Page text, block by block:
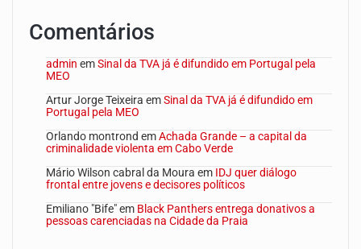
Comentários
admin emSinal da TVA já é difundido em Portugal pela
MEO
Artur Jorge Teixeira emSinal da TVA já é difundido em
Portugal pela MEO
Orlando montrond emAchada Grande – a capital da
criminalidade violenta em Cabo Verde
Mário Wilson cabral da Moura em IDJ quer diálogo
frontal entre jovens e decisores políticos
Emiliano "Bife"em Black Panthers entrega donativos a
pessoas carenciadas na Cidade da Praia